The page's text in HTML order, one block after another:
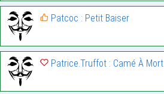
Patcoc : Petit Baiser
Patrice.Truffot : Camé À Mort